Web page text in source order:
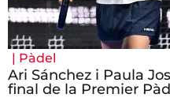
| Pàdel
Ari Sánchez i Paula
final de la Premier